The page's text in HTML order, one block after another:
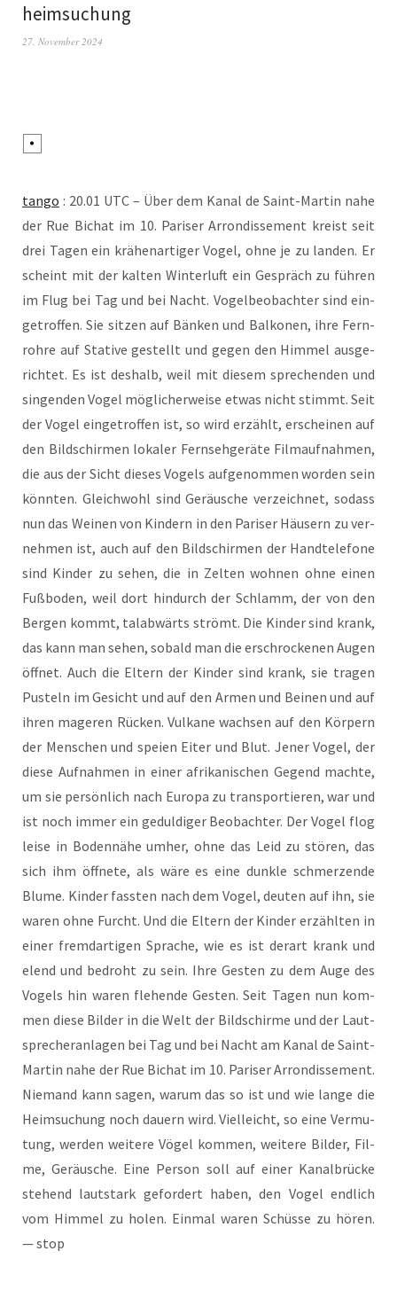
heimsuchung
27. November 2024
tan­go : 20.01 UTC – Über dem Kanal de Saint-Mar­tin nahe
der Rue Bichat im 10. Pari­ser Arron­dis­se­ment kreist seit
drei Tagen ein krä­hen­ar­ti­ger Vogel, ohne je zu lan­den. Er
scheint mit der kal­ten Win­ter­luft ein Gespräch zu füh­ren
im Flug bei Tag und bei Nacht. Vogel­be­ob­ach­ter sind ein­
ge­trof­fen. Sie sit­zen auf Bän­ken und Bal­ko­nen, ihre Fern­
roh­re auf Sta­ti­ve gestellt und gegen den Him­mel aus­ge­
rich­tet. Es ist des­halb, weil mit die­sem spre­chen­den und
sin­gen­den Vogel mög­li­cher­wei­se etwas nicht stimmt. Seit
der Vogel ein­ge­trof­fen ist, so wird erzählt, erschei­nen auf
den Bild­schir­men loka­ler Fern­seh­ge­rä­te Film­auf­nah­men,
die aus der Sicht die­ses Vogels auf­ge­nom­men wor­den sein
könn­ten. Gleich­wohl sind Geräu­sche ver­zeich­net, sodass
nun das Wei­nen von Kin­dern in den Pari­ser Häu­sern zu ver­
neh­men ist, auch auf den Bild­schir­men der Hand­te­le­fo­ne
sind Kin­der zu sehen, die in Zel­ten woh­nen ohne einen
Fuß­bo­den, weil dort hin­durch der Schlamm, der von den
Ber­gen kommt, tal­ab­wärts strömt. Die Kin­der sind krank,
das kann man sehen, sobald man die erschro­cke­nen Augen
öff­net. Auch die Eltern der Kin­der sind krank, sie tra­gen
Pus­teln im Gesicht und auf den Armen und Bei­nen und auf
ihren mage­ren Rücken. Vul­ka­ne wach­sen auf den Kör­pern
der Men­schen und spei­en Eiter und Blut. Jener Vogel, der
die­se Auf­nah­men in einer afri­ka­ni­schen Gegend mach­te,
um sie per­sön­lich nach Euro­pa zu trans­por­tie­ren, war und
ist noch immer ein gedul­di­ger Beob­ach­ter. Der Vogel flog
lei­se in Boden­nä­he umher, ohne das Leid zu stö­ren, das
sich ihm öff­ne­te, als wäre es eine dunk­le schmer­zen­de
Blu­me. Kin­der fass­ten nach dem Vogel, deu­ten auf ihn, sie
waren ohne Furcht. Und die Eltern der Kin­der erzähl­ten in
einer fremd­ar­ti­gen Spra­che, wie es ist der­art krank und
elend und bedroht zu sein. Ihre Ges­ten zu dem Auge des
Vogels hin waren fle­hen­de Ges­ten. Seit Tagen nun kom­
men die­se Bil­der in die Welt der Bild­schir­me und der Laut­
spre­cher­an­la­gen bei Tag und bei Nacht am Kanal de Saint-
Mar­tin nahe der Rue Bichat im 10. Pari­ser Arron­dis­se­ment.
Nie­mand kann sagen, war­um das so ist und wie lan­ge die
Heim­su­chung noch dau­ern wird. Viel­leicht, so eine Ver­mu­
tung, wer­den wei­te­re Vögel kom­men, wei­te­re Bil­der, Fil­
me, Geräu­sche. Eine Per­son soll auf einer Kanal­brü­cke
ste­hend laut­stark gefor­dert haben, den Vogel end­lich
vom Him­mel zu holen. Ein­mal waren Schüs­se zu hören.
— stop